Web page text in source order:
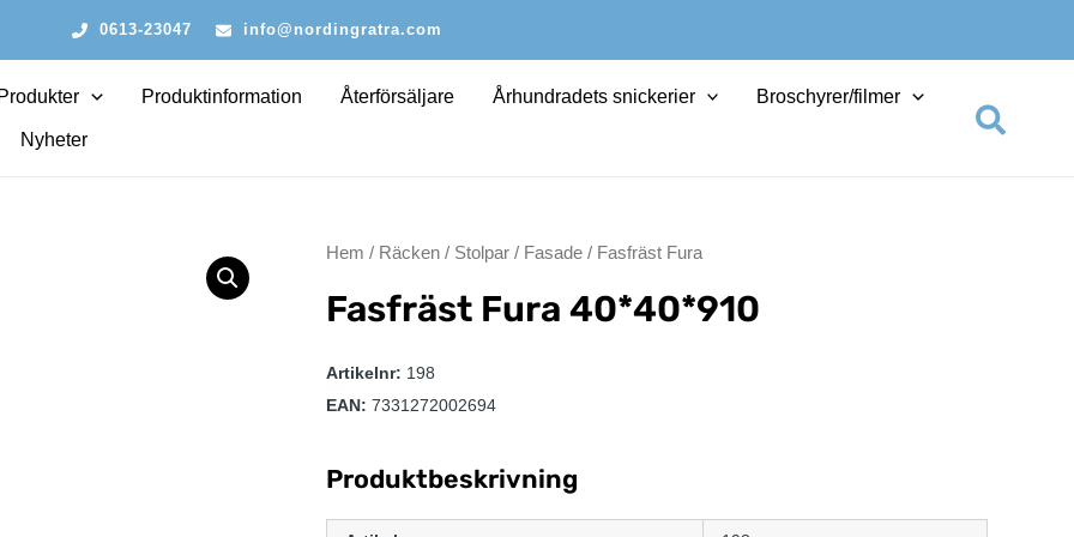
0613-23047 info@nordingratra.com
Produkter Produktinformation Återförsäljare Århundradets snickerier Broschyrer/filmer
Nyheter
Sök
Hem / Räcken / Stolpar / Fasade / Fasfräst Fura
Fasfräst Fura 40*40*910
Artikelnr: 198
EAN: 7331272002694
Produktbeskrivning